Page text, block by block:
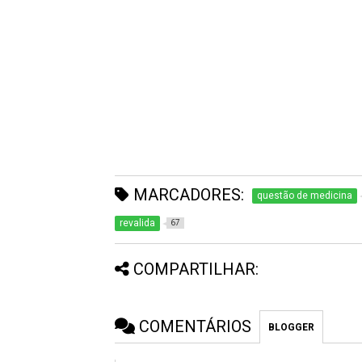
MARCADORES: questão de medicina
revalida 67
COMPARTILHAR:
COMENTÁRIOS BLOGGER